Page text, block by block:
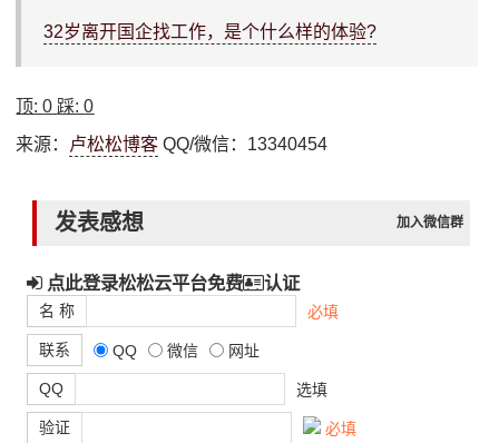
32岁离开国企找工作，是个什么样的体验?
顶:0 踩:0
来源： 卢松松博客 QQ/微信：13340454
发表感想 加入微信群
点此登录松松云平台免费 认证
名 称 必填
联系 QQ 微信 网址
QQ 选填
验证 必填